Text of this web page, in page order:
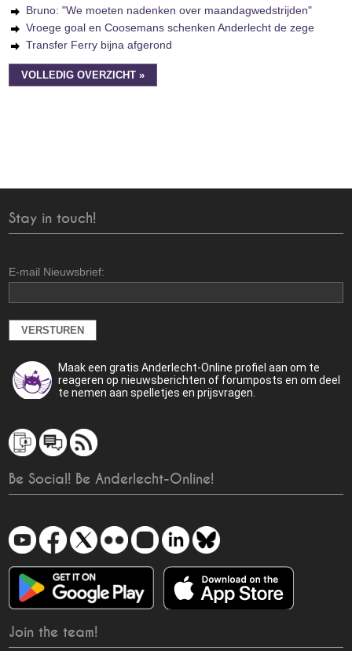
Bruno: "We moeten nadenken over maandagwedstrijden"
Vroege goal en Coosemans schenken Anderlecht de zege
Transfer Ferry bijna afgerond
VOLLEDIG OVERZICHT »
Stay in touch!
E-mail Nieuwsbrief:
Maak een gratis Anderlecht-Online profiel aan om te
reageren op nieuwsberichten of forumposts en om deel
te nemen aan spelletjes en prijsvragen.
Be Social! Be Anderlecht-Online!
Join the team!